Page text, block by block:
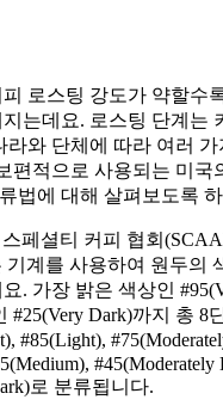
로스팅 강도가 약할수
는데요. 로스팅 단계는
라와 단체에 따라 여러
편적으로 사용되는 미국
법에 대해 살펴보도록
페셜티 커피 협회
기계를 사용하여 원두의
. 가장 밝은 색상인
#25(Very Dark)까지 총 8
#85(Light),
#45(Moderately
로 분류됩니다.